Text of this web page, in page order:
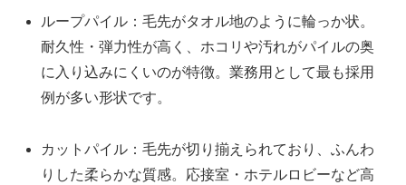
ループパイル：毛先がタオル地のように輪っか状。
耐久性・弾力性が高く、ホコリや汚れがパイルの奥
に入り込みにくいのが特徴。業務用として最も採用
例が多い形状です。
カットパイル：毛先が切り揃えられており、ふんわ
りした柔らかな質感。応接室・ホテルロビーなど高